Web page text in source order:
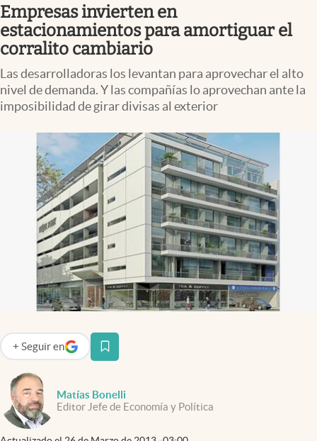
Columnistas
Otras secciones
Apertura
Infotechnology
Mundial 2026
Eventos Corporativos
El Cronista Studio
Mediakit
abre en nueva pestaña
Argentina
Empresas invierten en
estacionamientos para amortiguar el
corralito cambiario
Las desarrolladoras los levantan para aprovechar el alto
nivel de demanda. Y las compañías lo aprovechan ante la
imposibilidad de girar divisas al exterior
Matías Bonelli
Editor Jefe de Economía y Política
+ Seguir en
abre en nueva pestaña